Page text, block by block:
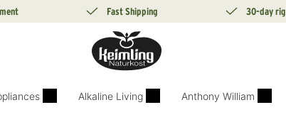
Fast Shipping 30-day
Alkaline Living Anthony William